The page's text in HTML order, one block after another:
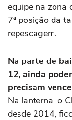
equipe na zona
7ª posição da
repescagem.
Na parte de
12, ainda
precisam
Na lanterna, o
desde 2014,